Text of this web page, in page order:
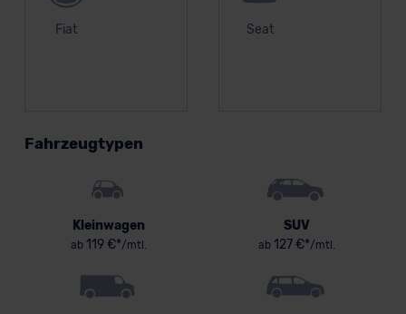
Fiat Seat
Fahrzeugtypen
Kleinwagen
ab 119 €*/mtl.
SUV
ab 127 €*/mtl.